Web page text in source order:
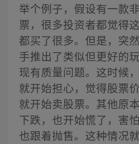
举个例子，假设有一款
票，很多投资者都觉得
都买了很多。但是，突
手推出了类似但更好的
现有质量问题。这时候
就开始担心，觉得股票
就开始卖股票。其他原
下跌，也开始慌了，害
也跟着抛售。这种情况就